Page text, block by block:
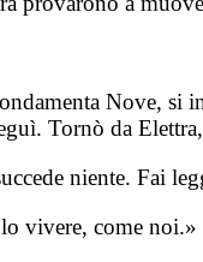
Nove, si
Tornò da
niente. Fai
vivere, come